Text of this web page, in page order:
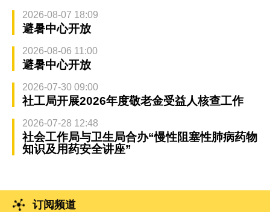
2026-08-07 18:09
避暑中心开放
2026-08-06 11:00
避暑中心开放
2026-07-30 09:00
社工局开展2026年度敬老金受益人核查工作
2026-07-28 12:48
社会工作局与卫生局合办“慢性阻塞性肺病药物
知识及用药安全讲座”
订阅频道